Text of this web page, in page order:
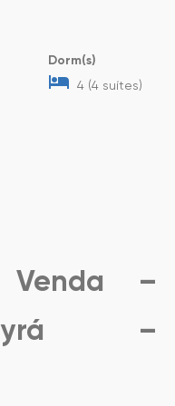
Dorm(s)
4 (4 suítes)
–
–